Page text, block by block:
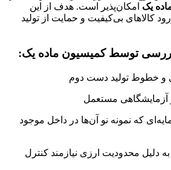
یک امکان‌پذیر است. هدف از این
کالاهای بی‌کیفیت و حمایت از تولید
توسط کمیسیون ماده یک:
و خطوط تولید دست دوم
مستعمل
که نمونه نو آن‌ها در داخل موجود
دلیل محدودیت ارزی نیازمند کنترل